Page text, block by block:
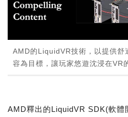
AMD的LiquidVR技術，以提供舒
容為目標，讓玩家悠遊沈浸在VR
AMD釋出的LiquidVR SDK(軟體